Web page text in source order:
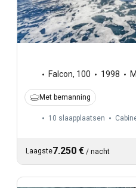
Falcon, 100 1998
Met bemanning
10 slaapplaatsen
Laagste7.250 € / nacht